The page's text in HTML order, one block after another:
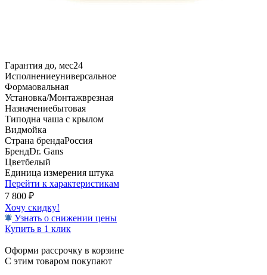
Гарантия до, мес24
Исполнениеуниверсальное
Формаовальная
Установка/Монтажврезная
Назначениебытовая
Типодна чаша с крылом
Видмойка
Страна брендаРоссия
БрендDr. Gans
Цветбелый
Единица измерения штука
Перейти к характеристикам
7 800 ₽
Хочу скидку!
Узнать о снижении цены
Купить в 1 клик
Оформи рассрочку в корзине
С этим товаром покупают